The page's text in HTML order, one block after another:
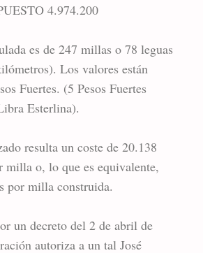
4.974.200
es de 247 millas o 78 leguas
Los valores están
Fuertes. (5 Pesos Fuertes
Esterlina).
resulta un coste de 20.138
milla o, lo que es equivalente,
por milla construida.
un decreto del 2 de abril de
autoriza a un tal José